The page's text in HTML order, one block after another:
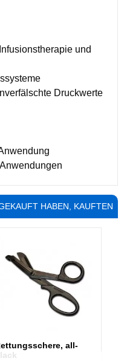
und
Druckwerte
HABEN, KAUFTEN
all-